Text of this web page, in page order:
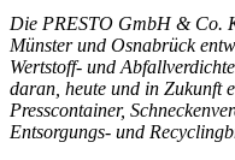
Die PRESTO GmbH & Co.
Münster und Osnabrück
Wertstoff- und
daran, heute und in Zukunft
Presscontainer,
Entsorgungs- und